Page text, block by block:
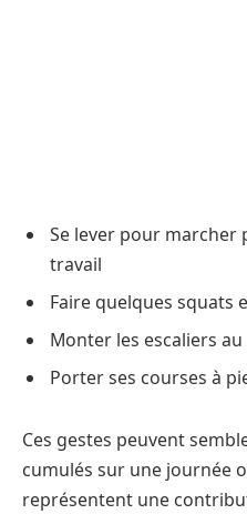
Se lever pour marcher
travail
Faire quelques squats
Monter les escaliers
Porter ses courses à
Ces gestes peuvent
cumulés sur une journée
représentent une